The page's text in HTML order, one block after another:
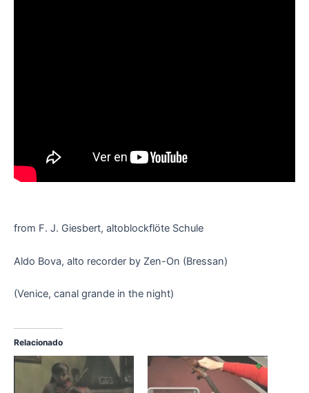
from F. J. Giesbert, altoblockflöte Schule
Aldo Bova, alto recorder by Zen-On (Bressan)
(Venice, canal grande in the night)
Relacionado